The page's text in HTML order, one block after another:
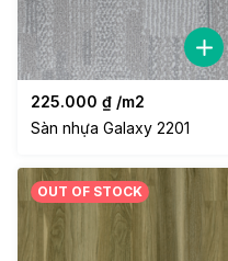
225.000 ₫ /m2
Sàn nhựa Galaxy 2201
OUT OF STOCK